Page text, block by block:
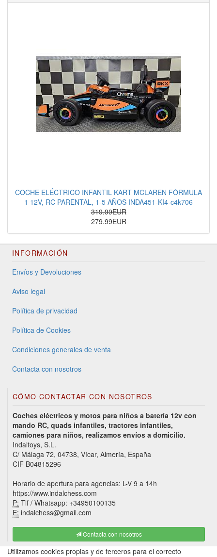
COCHE ELÉCTRICO INFANTIL KART MCLAREN FÓRMULA
1 12V, RC PARENTAL, 1-5 AÑOS INDA451-KI4-c4k706
319.99EUR
279.99EUR
INFORMACIÓN
Envíos y Devoluciones
Aviso legal
Política de privacidad
Política de Cookies
Condiciones generales de venta
Contacta con nosotros
CÓMO CONTACTAR CON NOSOTROS
Coches eléctricos y motos para niños a batería 12v con
mando RC, quads infantiles, tractores infantiles,
camiones para niños, realizamos envíos a domicilio.
Indaltoys, S.L.
C/ Málaga 72, 04738, Vícar, Almería, España
CIF B04815296
Horario de apertura para agencias: L-V 9 a 14h
https://www.indalchess.com
P: Tlf / Whatsapp: +34950100135
E: indalchess@gmail.com
Contacta con nosotros
Utilizamos cookies propias y de terceros para el correcto